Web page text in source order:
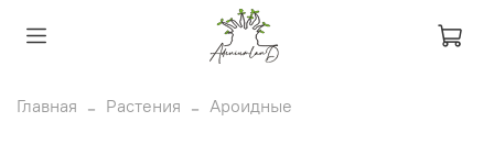
Главная Растения Ароидные